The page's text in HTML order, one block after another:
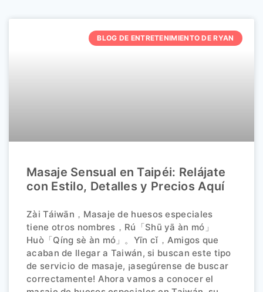
BLOG DE ENTRETENIMIENTO DE RYAN
Masaje Sensual en Taipéi: Relájate
con Estilo, Detalles y Precios Aquí
Zài Táiwān，Masaje de huesos especiales
tiene otros nombres，Rú「Shū yā àn mó」
Huò「Qíng sè àn mó」。Yīn cǐ，Amigos que
acaban de llegar a Taiwán, si buscan este tipo
de servicio de masaje, ¡asegúrense de buscar
correctamente! Ahora vamos a conocer el